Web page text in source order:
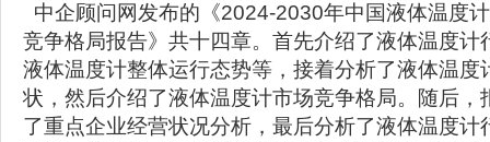
中企顾问网发布的《2024-2030年中国液体温度计
竞争格局报告》共十四章。首先介绍了液体温度计
液体温度计整体运行态势等，接着分析了液体温度
状，然后介绍了液体温度计市场竞争格局。随后，
了重点企业经营状况分析，最后分析了液体温度计